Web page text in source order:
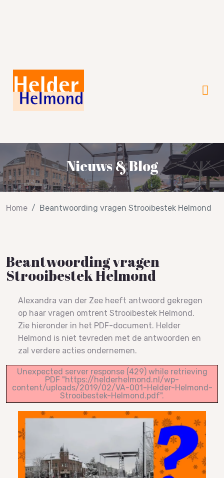
Nieuws & Blog
Home Beantwoording vragen Strooibestek Helmond
Beantwoording vragen
Strooibestek Helmond
Alexandra van der Zee heeft antwoord gekregen
op haar vragen omtrent Strooibestek Helmond.
Zie hieronder in het PDF-document. Helder
Helmond is niet tevreden met de antwoorden en
zal verdere acties ondernemen.
Unexpected server response (429) while retrieving
PDF "https://helderhelmond.nl/wp-
content/uploads/2019/02/VA-001-Helder-Helmond-
Strooibestek-Helmond.pdf".